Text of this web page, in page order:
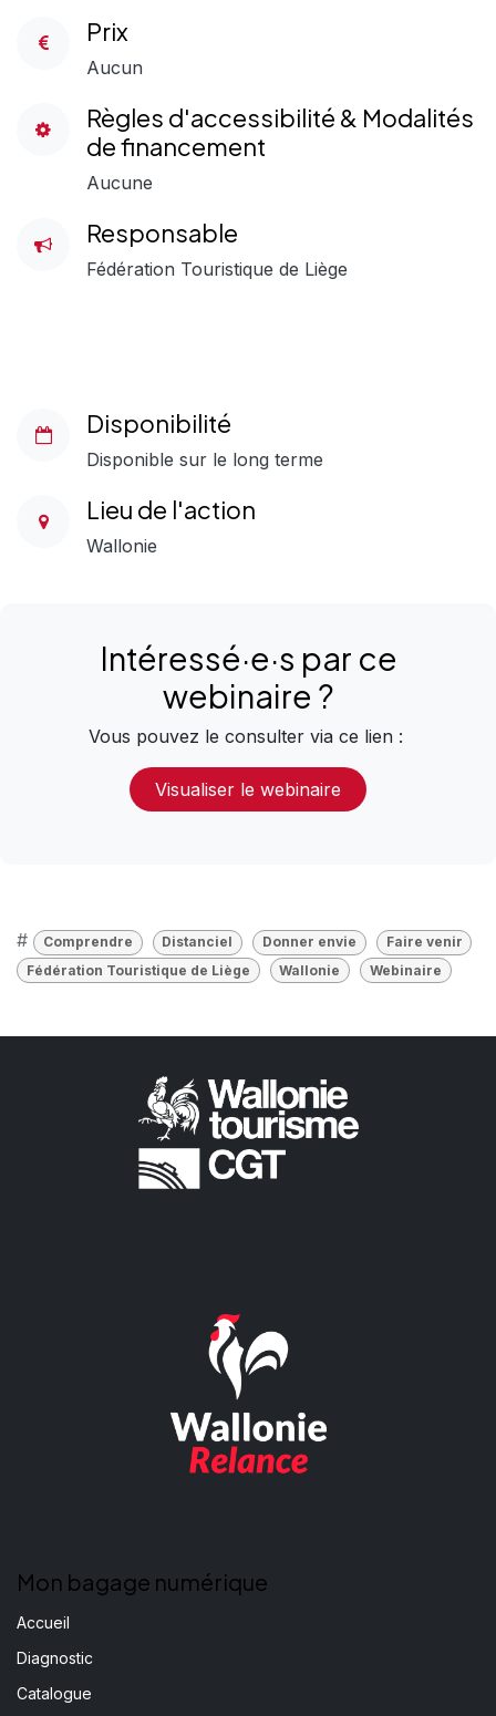
Prix
Aucun
Règles d'accessibilité & Modalités
de financement
Aucune
Responsable
Fédération Touristique de Liège
Disponibilité
Disponible sur le long terme
Lieu de l'action
Wallonie
Intéressé·e·s par ce
webinaire ?
Vous pouvez le consulter via ce lien :
Visualiser le webinaire
# Comprendre Distanciel Donner envie
Faire venir
Fédération Touristique de Liège
Wallonie Webinaire
Mon bagage numérique
Accueil
Diagnostic
Catalogue